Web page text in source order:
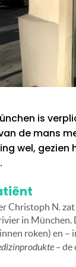
is
de mans
wel, gezien
Christoph N.
in
roken) en –
–de